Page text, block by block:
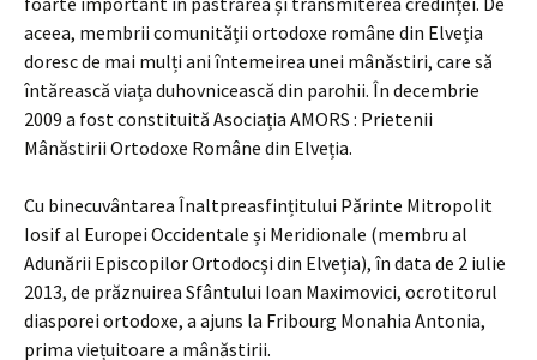
aceea, membrii comunității ortodoxe române din Elveția
doresc de mai mulți ani întemeirea unei mânăstiri, care să
întărească viața duhovnicească din parohii. În decembrie
2009 a fost constituită Asociația AMORS : Prietenii
Mânăstirii Ortodoxe Române din Elveția.
Cu binecuvântarea Înaltpreasfințitului Părinte Mitropolit
Iosif al Europei Occidentale și Meridionale (membru al
Adunării Episcopilor Ortodocși din Elveția), în data de 2 iulie
2013, de prăznuirea Sfântului Ioan Maximovici, ocrotitorul
diasporei ortodoxe, a ajuns la Fribourg Monahia Antonia,
prima viețuitoare a mânăstirii.